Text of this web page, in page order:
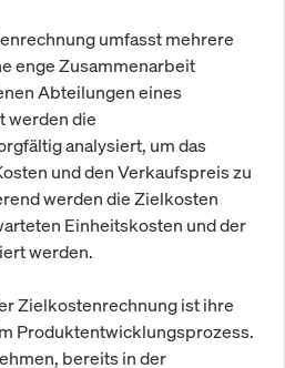
umfasst mehrere
enge Zusammenarbeit
Abteilungen eines
werden die
analysiert, um das
und den Verkaufspreis zu
werden die Zielkosten
Einheitskosten und der
werden.
Zielkostenrechnung ist ihre
Produktentwicklungsprozess.
bereits in der